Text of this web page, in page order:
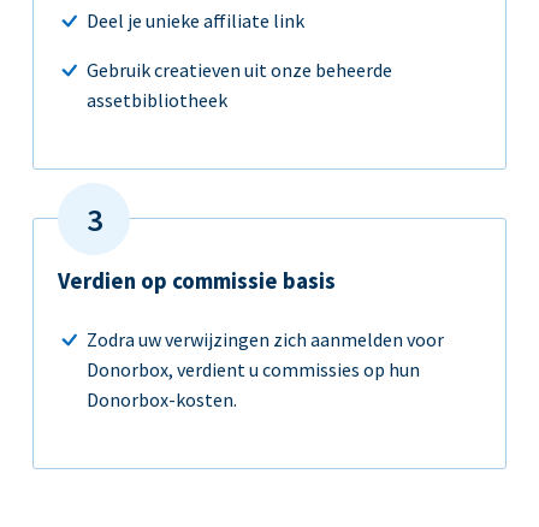
Deel je unieke affiliate link
Gebruik creatieven uit onze beheerde
assetbibliotheek
Verdien op commissie basis
Zodra uw verwijzingen zich aanmelden voor
Donorbox, verdient u commissies op hun
Donorbox-kosten.